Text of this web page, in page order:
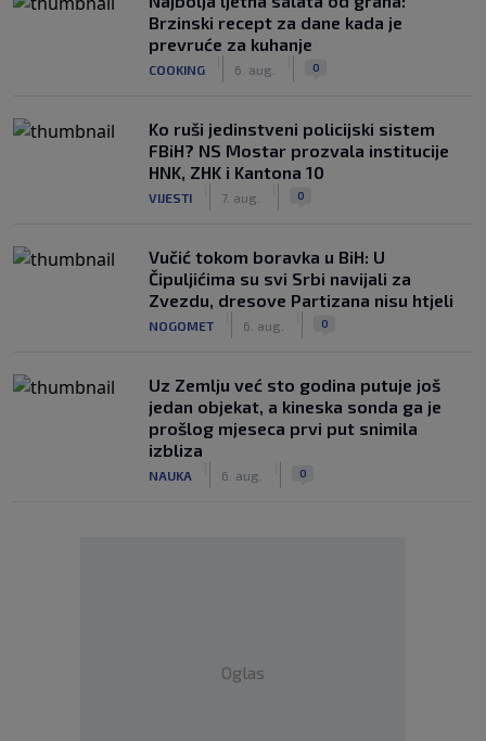
Brzinski recept za dane kada je
prevruće za kuhanje
COOKING 6. aug. 0
Ko ruši jedinstveni policijski sistem
FBiH? NS Mostar prozvala institucije
HNK, ZHK i Kantona 10
VIJESTI 7. aug. 0
Vučić tokom boravka u BiH: U
Čipuljićima su svi Srbi navijali za
Zvezdu, dresove Partizana nisu htjeli
NOGOMET 6. aug. 0
Uz Zemlju već sto godina putuje još
jedan objekat, a kineska sonda ga je
prošlog mjeseca prvi put snimila
izbliza
NAUKA 6. aug. 0
Oglas